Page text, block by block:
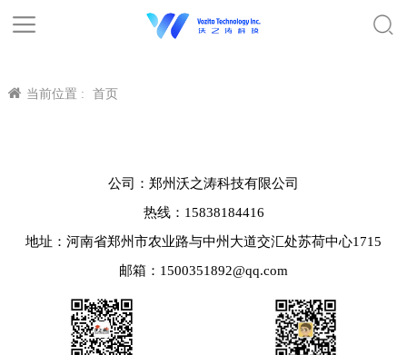
当前位置 : 首页
公司：郑州沃之涛科技有限公司
热线：15838184416
地址：河南省郑州市农业路与中州大道交汇处苏荷中心1715
邮箱：1500351892@qq.com